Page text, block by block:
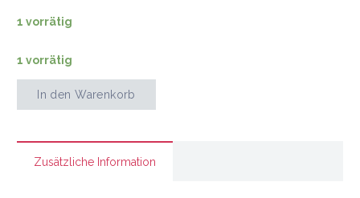
1 vorrätig
1 vorrätig
Mohn
In den Warenkorb
Zusätzliche Information